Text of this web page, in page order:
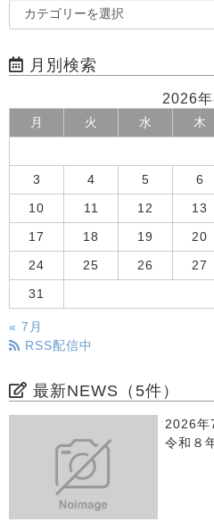
月別検索
2026年
月 火 水 木
3 4 5 6
10 11 12 13
17 18 19 20
24 25 26 27
31
« 7月
RSS配信中
最新NEWS（5件）
2026年
令和８